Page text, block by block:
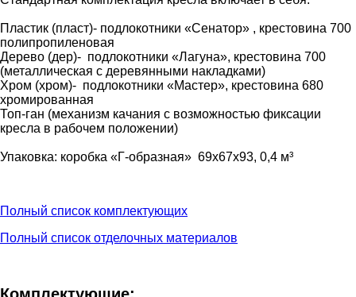
Пластик (пласт)- подлокотники «Сенатор» , крестовина 700
полипропиленовая
Дерево (дер)- подлокотники «Лагуна», крестовина 700
(металлическая с деревянными накладками)
Хром (хром)- подлокотники «Мастер», крестовина 680
хромированная
Топ-ган (механизм качания с возможностью фиксации
кресла в рабочем положении)
Упаковка: коробка «Г-образная» 69х67х93, 0,4 м³
Полный список комплектующих
Полный список отделочных материалов